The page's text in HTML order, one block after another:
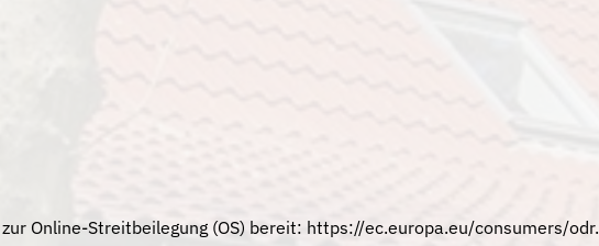
Online-Streitbeilegung (OS) bereit: https://ec.europa.eu/consumers/odr.